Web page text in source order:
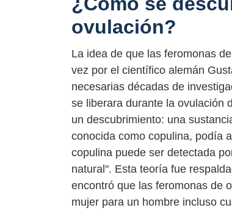
ovulación?
La idea de que las feromonas
vez por el científico alemán
necesarias décadas de
se liberara durante la ovulación
un descubrimiento: una
conocida como copulina, podía
copulina puede ser detectada
natural". Esta teoría fue
encontró que las feromonas de
mujer para un hombre incluso